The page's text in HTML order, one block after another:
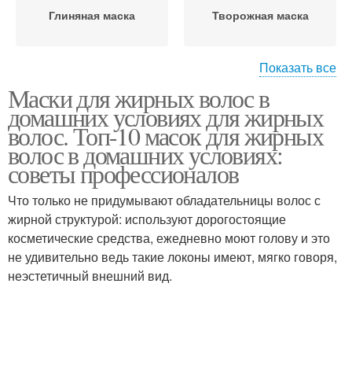
Глиняная маска Творожная маска
Кефирная маска Яичная маска
Маска с морской солью Маска от жирных волос
Маска для жирных
волос
Показать все
Маски для жирных волос в
домашних условиях для жирных
волос. Топ-10 масок для жирных
волос в домашних условиях:
советы профессионалов
Что только не придумывают обладательницы волос с
жирной структурой: используют дорогостоящие
косметические средства, ежедневно моют голову и это
не удивительно ведь такие локоны имеют, мягко говоря,
неэстетичный внешний вид.